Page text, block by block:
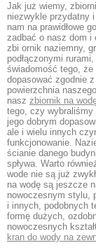
Jak już wiemy,
niezwykle przydatny
nam na prawidłowe
zadbać o nasz dom i
zbi ornik naziemny,
podłączonymi
świadomość tego,
dopasować zgodnie
powierzchnia
nasz zbiornik na
tego, czy wybraliśmy
jego dobrym
ale i wielu innych
funkcjonowanie.
ścianie danego
spływa. Warto
wode nie są już
na wodę są jeszcze
nowoczesnym stylu,
i innych, podobnych
formę dużych,
nowoczesnych
kran do wody na